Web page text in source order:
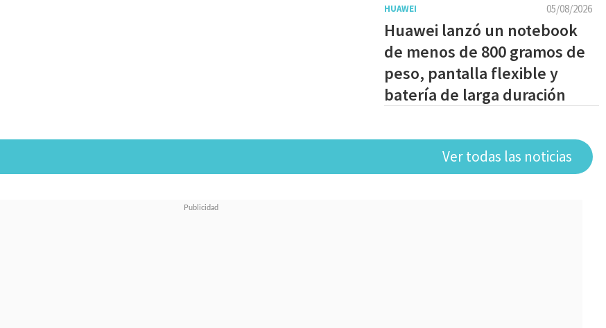
05/08/2026
HUAWEI
Huawei lanzó un notebook
de menos de 800 gramos de
peso, pantalla flexible y
batería de larga duración
Ver todas las noticias